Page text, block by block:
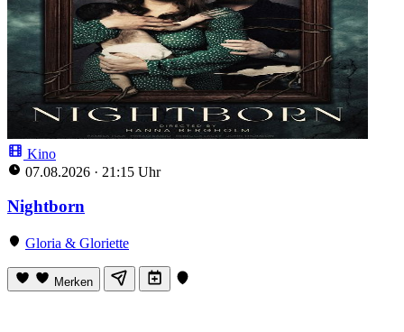
Kino
07.08.2026 · 21:15 Uhr
Nightborn
Gloria & Gloriette
Merken